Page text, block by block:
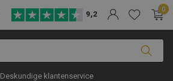
9,2
0
Deskundige klantenservice